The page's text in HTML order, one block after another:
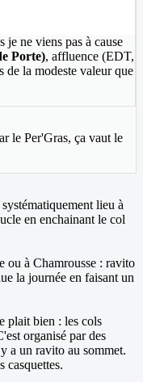
je ne viens pas à cause
Porte), affluence (EDT,
de la modeste valeur que
le Per'Gras, ça vaut le
lieu à
en enchainant le col
ou à Chamrousse : ravito
la journée en faisant un
plait bien : les cols
organisé par des
a un ravito au sommet.
casquettes.